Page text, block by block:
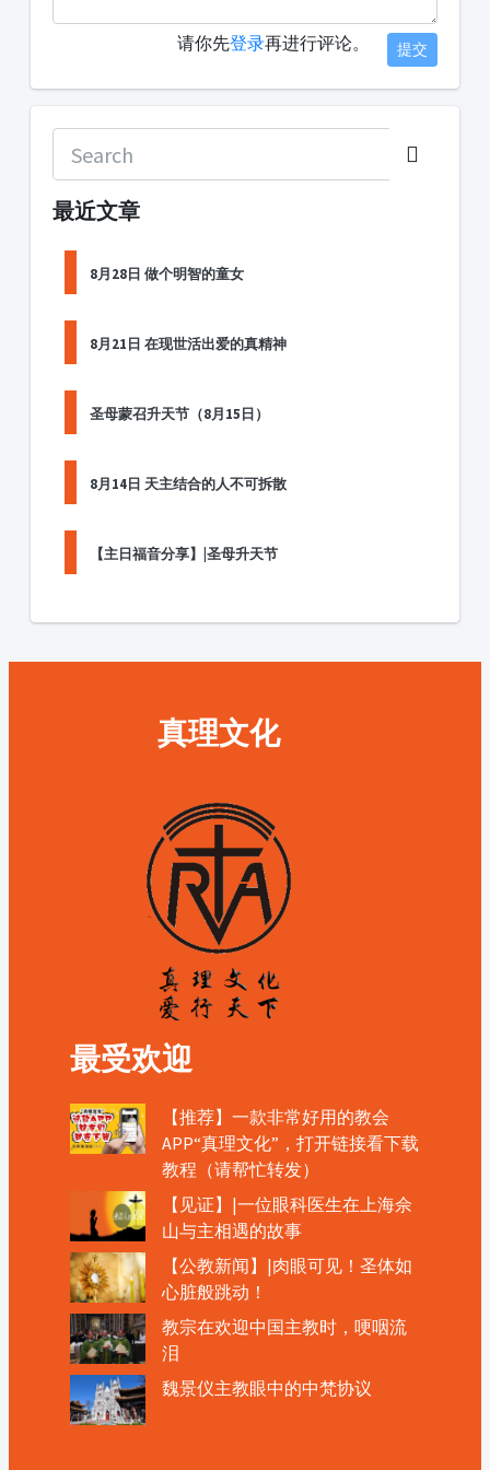
请你先登录再进行评论。 提交
最近文章
8月28日 做个明智的童女
8月21日 在现世活出爱的真精神
圣母蒙召升天节（8月15日）
8月14日 天主结合的人不可拆散
【主日福音分享】|圣母升天节
真理文化
最受欢迎
【推荐】一款非常好用的教会
APP“真理文化”，打开链接看下载
教程（请帮忙转发）
【见证】|一位眼科医生在上海佘
山与主相遇的故事
【公教新闻】|肉眼可见！圣体如
心脏般跳动！
教宗在欢迎中国主教时，哽咽流
泪
魏景仪主教眼中的中梵协议